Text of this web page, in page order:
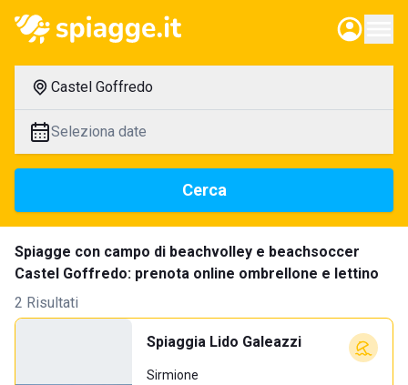
Castel Goffredo
Seleziona date
Cerca
Spiagge con campo di beachvolley e beachsoccer
Castel Goffredo: prenota online ombrellone e lettino
2 Risultati
Spiaggia Lido Galeazzi
Sirmione